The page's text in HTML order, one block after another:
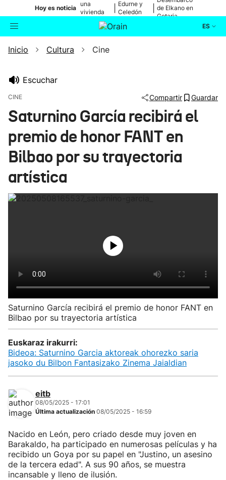
Hoy es noticia
una
vivienda
de Bilbao
Edurne y
Celedón
de Elkano en
Getaria
ES
Buscador Actualidad
Ikusmiran
Eguraldia
Inicio Cultura Cine
Escuchar
CINE Compartir Guardar
Saturnino García recibirá el
premio de honor FANT en
Bilbao por su trayectoria
artística
Saturnino García recibirá el premio de honor FANT en
Bilbao por su trayectoria artística
Euskaraz irakurri:
Bideoa: Saturnino Garcia aktoreak ohorezko saria
jasoko du Bilbon Fantasizako Zinema Jaialdian
eitb
08/05/2025 - 17:01
Última actualización 08/05/2025 - 16:59
Nacido en León, pero criado desde muy joven en
Barakaldo, ha participado en numerosas películas y ha
recibido un Goya por su papel en "Justino, un asesino
de la tercera edad". A sus 90 años, se muestra
incansable y lleno de ilusión.